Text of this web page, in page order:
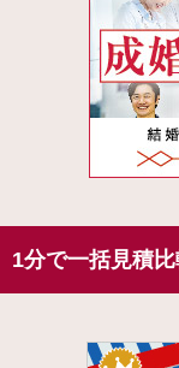
1分で一括見積